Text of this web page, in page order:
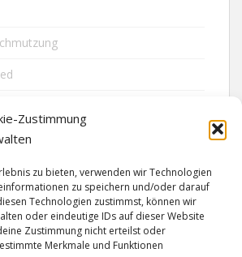
Zustimmung
zu bieten, verwenden wir Technologien
zu speichern und/oder darauf
Technologien zustimmst, können wir
oder eindeutige IDs auf dieser Website
Zustimmung nicht erteilst oder
Merkmale und Funktionen